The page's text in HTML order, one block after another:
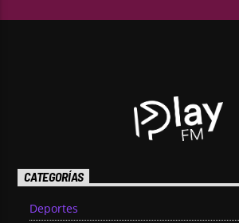
CATEGORÍAS
Deportes